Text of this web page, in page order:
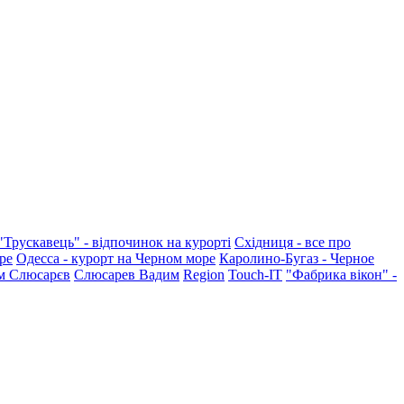
- відпочинок на курорті Східниця - все про
Одесса - курорт на Черном море Каролино-Бугаз - Черное
Слюсарєв Слюсарев Вадим Region Touch-IT "Фабрика вікон" -